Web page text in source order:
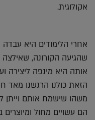
אקולוגית.
אחרי הלימודים היא
שהגיעה הקורונה,
אותה היא מינפה ליצירה
הזאת כולנו הרגשנו מאד
משהו שישמח אותם וייתן
הם עשויים מחול